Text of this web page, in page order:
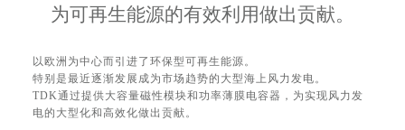
为可再生能源的有效利用做出贡献。
以欧洲为中心而引进了环保型可再生能源。
特别是最近逐渐发展成为市场趋势的大型海上风力发电。
TDK通过提供大容量磁性模块和功率薄膜电容器，为实现风力发
电的大型化和高效化做出贡献。